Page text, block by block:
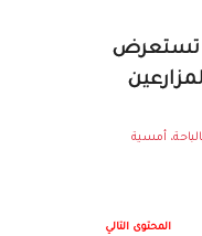
تستعرض
أمسية
المحتوى التالي